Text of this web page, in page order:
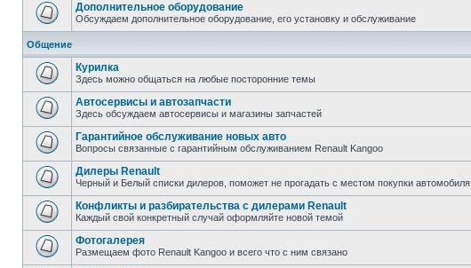
Дополнительное оборудование
Обсуждаем дополнительное оборудование, его установку и обслуживание
Общение
Курилка
Здесь можно общаться на любые посторонние темы
Автосервисы и автозапчасти
Здесь обсуждаем автосервисы и магазины запчастей
Гарантийное обслуживание новых авто
Вопросы связанные с гарантийным обслуживанием Renault Kangoo
Дилеры Renault
Черный и Белый списки дилеров, поможет не прогадать с местом покупки автомобиля
Конфликты и разбирательства с дилерами Renault
Каждый свой конкретный случай оформляйте новой темой
Фотогалерея
Размещаем фото Renault Kangoo и всего что с ним связано